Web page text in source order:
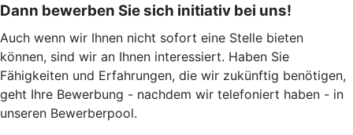
Dann bewerben Sie sich initiativ bei uns!
Auch wenn wir Ihnen nicht sofort eine Stelle bieten
können, sind wir an Ihnen interessiert. Haben Sie
Fähigkeiten und Erfahrungen, die wir zukünftig benötigen,
geht Ihre Bewerbung - nachdem wir telefoniert haben - in
unseren Bewerberpool.